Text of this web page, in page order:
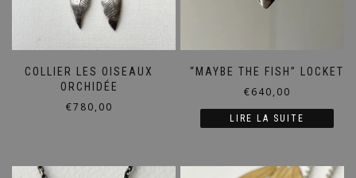
COLLIER LES OISEAUX
ORCHIDÉE
€780,00
“MAYBE THE FISH” LOCKET
€640,00
LIRE LA SUITE